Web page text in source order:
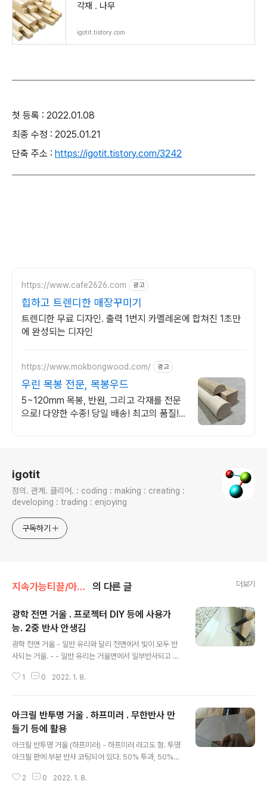
각재 . 나무
igotit.tistory.com
첫 등록 : 2022.01.08
최종 수정 : 2025.01.21
단축 주소 : https://igotit.tistory.com/3242
https://www.cafe2626.com 광고
힙하고 트렌디한 매장꾸미기
트렌디한 무료 디자인. 출력 1번지 카멜레온에 합쳐진 1초만
에 완성되는 디자인
https://www.mokbongwood.com/ 광고
우린 목봉 전문, 목봉우드
5~120mm 목봉, 반원, 그리고 각재를 전문
으로! 다양한 수종! 당일 배송! 최고의 품질!
igotit
정의. 관계. 클리어. : coding : making : creating :
developing : trading : enjoying
구독하기
지속가능티끌/아이템 의 다른 글 더보기
광학 전면 거울 . 프로젝터 DIY 등에 사용가
능. 2중 반사 안생김
광학 전면 거울 - 일반 유리와 달리 전면에서 빛이 모두 반
사되는 거울. - - 일반 유리는 거울면에서 일부반사되고 후
중요한 프로젝트 등에서 반사 용도로는 사용 못함. 1733
hopping, Better Living! Aliexpress.com ko.aliex
press.com 5569.0₩ 10% OFF|미니 프로젝터 전면
반사판, 114x57.5x2mm, 프로젝터 미러, DIY 액세서리,
높은 반사율 Smarter Shopping, Better Living! Alie
xpress.com ko.aliexpress.com ..
1 0 2022. 1. 8.
아크릴 반투명 거울 . 하프미러 . 무한반사 만
들기 등에 활용
아크릴 반투명 거울 (하프미러) - 하프미러 라고도 함. 투명
아크필 판에 부분 반사 코팅되어 있다. 50% 투과, 50%
cm , 두께 3mm 가격 : 5,500원 (5장 단위로 판매) 아크
2 0 2022. 1. 8.